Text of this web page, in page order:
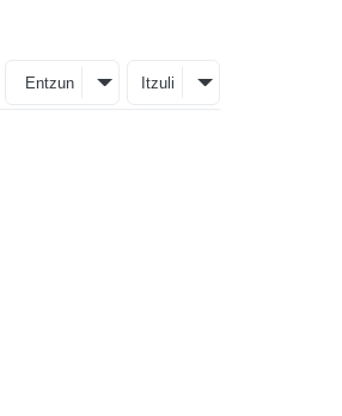
Entzun Itzuli